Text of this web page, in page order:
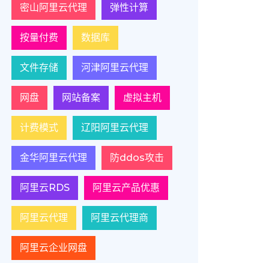
密山阿里云代理 弹性计算
按量付费 数据库
文件存储 河津阿里云代理
网盘 网站备案 虚拟主机
计费模式 辽阳阿里云代理
金华阿里云代理 防ddos攻击
阿里云RDS 阿里云产品优惠
阿里云代理 阿里云代理商
阿里云企业网盘